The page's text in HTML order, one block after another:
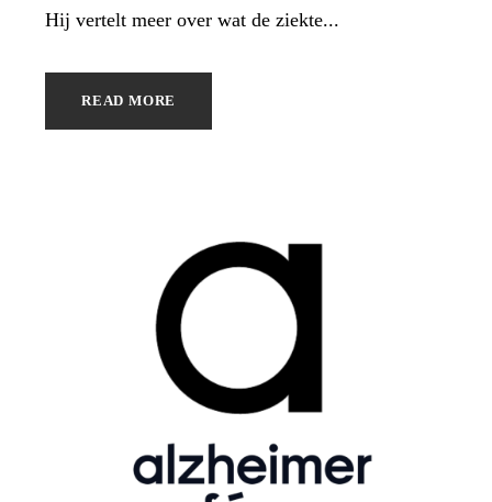
Hij vertelt meer over wat de ziekte...
READ MORE